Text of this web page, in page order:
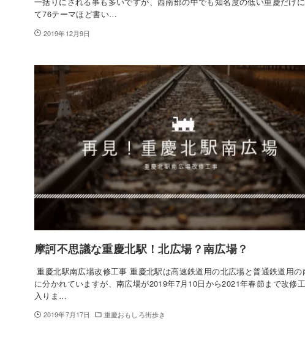
て76テーマほど書い…
2019年12月9日
摩訶不思議な重慶北駅！北広場？南広場？
重慶北駅南広場改修工事 重慶北駅は高速鉄道用の北広場と普通鉄道用の
に分かれていますが、南広場が2019年7月10日から2021年春節まで改修
入りま…
2019年7月17日 重慶おもしろ街歩き